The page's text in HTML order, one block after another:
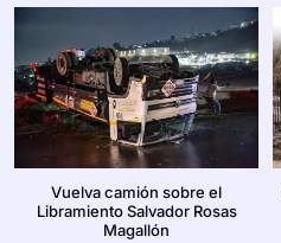
Vuelva camión sobre el
Libramiento Salvador Rosas
Magallón